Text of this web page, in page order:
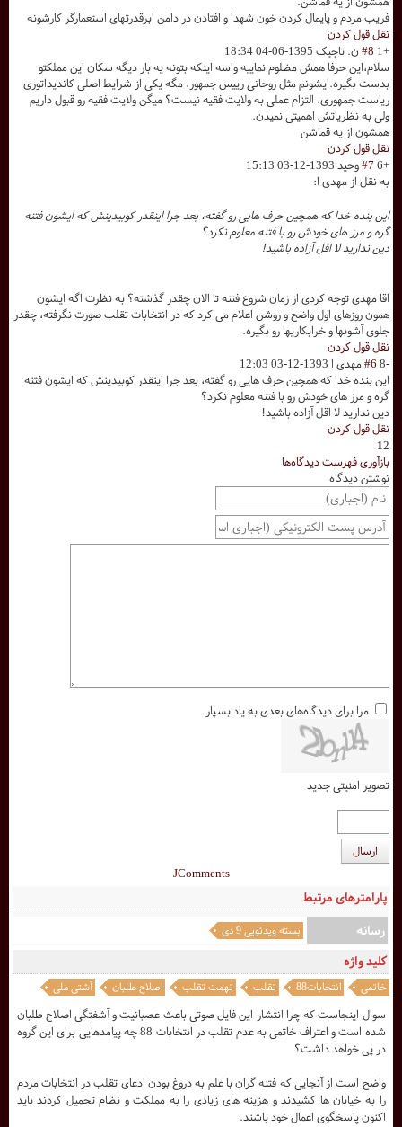
سوال اینجاست که چرا انتشار این فایل صوتی باعث عصبانیت و آشفتگی اصلاح طلبان
شده است و اعتراف خاتمی به عدم تقلب در انتخابات 88 چه پیامدهایی برای این گروه
در پی خواهد داشت؟
واضح است از آنجایی که فتنه گران با علم به دروغ بودن ادعای تقلب در انتخابات مردم
را به خیابان ها کشیدند و هزینه های زیادی را به مملکت و نظام تحمیل کردند باید
اکنون پاسخگوی اعمال خود باشند.
کلید واژه
خاتمی انتخابات88 تقلب تهمت تقلب اصلاح طلبان آشتی ملی
پارامترهای مرتبط
رسانه
بسته ویدئویی 9 دی
فریب مردم و پایمال کردن خون شهدا و افتادن در دامن ابرقدرتهای استعمارگر کارشونه
نقل قول کردن
+1
#8 ن. تاجیک 1395-06-04 18:34
سلام،این حرفا همش مظلوم نماییه واسه اینکه بتونه یه بار دیگه سکان این مملکتو
بدست بگیره.ایشونم مثل روحانی رییس جمهور، مگه یکی از شرایط اصلی کاندیداتوری
ریاست جمهوری، التزام عملی به ولایت فقیه نیست؟ میگن ولایت فقیه رو قبول داریم
ولی به نظریاتش اهمیتی نمیدن.
همشون از یه قماشن
نقل قول کردن
+6
#7وحید 1393-12-03 15:13
به نقل از مهدی ا:
این بنده خدا که همچین حرف هایی رو گفته، بعد جرا اینقدر کوبیدینش که ایشون فتنه
گره و مرز های خودش رو با فتنه معلوم نکرد؟
دین ندارید لا اقل آزاده باشید!
اقا مهدی توجه کردی از زمان شروع فتنه تا الان چقدر گذشته؟ به نظرت اگه ایشون
همون روزهای اول واضح و روشن اعلام می کرد که در انتخابات تقلب صورت نگرفته، چقدر
جلوی آشوبها و خرابکاریها رو بگیره.
نقل قول کردن
-8
#6مهدی ا 1393-12-03 12:03
این بنده خدا که همچین حرف هایی رو گفته، بعد جرا اینقدر کوبیدینش که ایشون فتنه
گره و مرز های خودش رو با فتنه معلوم نکرد؟
دین ندارید لا اقل آزاده باشید!
نقل قول کردن
12
بازآوری فهرست دیدگاه‌ها
نوشتن دیدگاه
مرا برای دیدگاه‌های بعدی به یاد بسپار
تصویر امنیتی جدید
ارسال
JComments